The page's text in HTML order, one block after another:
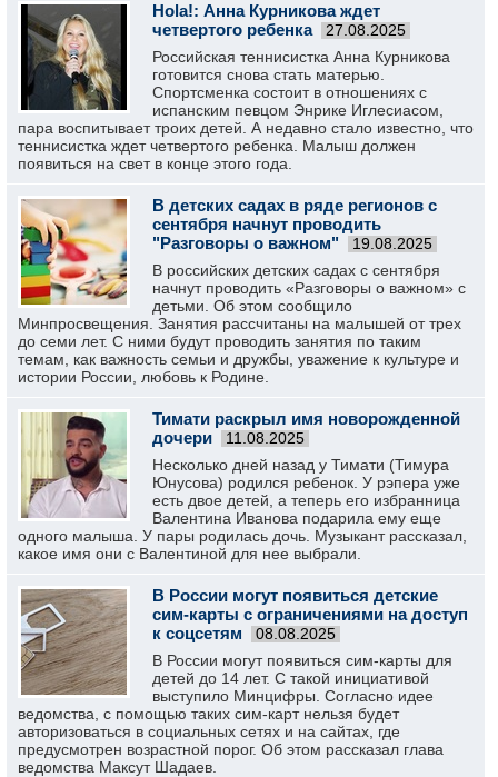
Hola!: Анна Курникова ждет
четвертого ребенка
27.08.2025
Российская теннисистка Анна Курникова
готовится снова стать матерью.
Спортсменка состоит в отношениях с
испанским певцом Энрике Иглесиасом,
пара воспитывает троих детей. А недавно стало известно, что
теннисистка ждет четвертого ребенка. Малыш должен
появиться на свет в конце этого года.
В детских садах в ряде регионов с
сентября начнут проводить
"Разговоры о важном"
19.08.2025
В российских детских садах с сентября
начнут проводить «Разговоры о важном» с
детьми. Об этом сообщило
Минпросвещения. Занятия рассчитаны на малышей от трех
до семи лет. С ними будут проводить занятия по таким
темам, как важность семьи и дружбы, уважение к культуре и
истории России, любовь к Родине.
Тимати раскрыл имя новорожденной
дочери
11.08.2025
Несколько дней назад у Тимати (Тимура
Юнусова) родился ребенок. У рэпера уже
есть двое детей, а теперь его избранница
Валентина Иванова подарила ему еще
одного малыша. У пары родилась дочь. Музыкант рассказал,
какое имя они с Валентиной для нее выбрали.
В России могут появиться детские
сим-карты с ограничениями на доступ
к соцсетям
08.08.2025
В России могут появиться сим-карты для
детей до 14 лет. С такой инициативой
выступило Минцифры. Согласно идее
ведомства, с помощью таких сим-карт нельзя будет
авторизоваться в социальных сетях и на сайтах, где
предусмотрен возрастной порог. Об этом рассказал глава
ведомства Максут Шадаев.